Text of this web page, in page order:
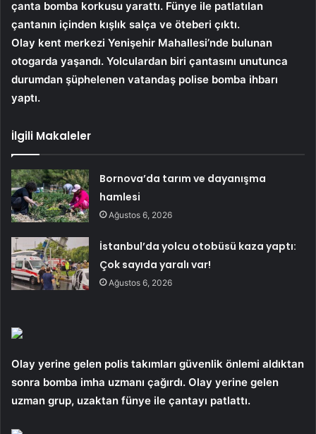
çanta bomba korkusu yarattı. Fünye ile patlatılan
çantanın içinden kışlık salça ve öteberi çıktı.
Olay kent merkezi Yenişehir Mahallesi’nde bulunan
otogarda yaşandı. Yolculardan biri çantasını unutunca
durumdan şüphelenen vatandaş polise bomba ihbarı
yaptı.
İlgili Makaleler
Bornova’da tarım ve dayanışma
hamlesi
Ağustos 6, 2026
İstanbul’da yolcu otobüsü kaza yaptı:
Çok sayıda yaralı var!
Ağustos 6, 2026
Olay yerine gelen polis takımları güvenlik önlemi aldıktan
sonra bomba imha uzmanı çağırdı. Olay yerine gelen
uzman grup, uzaktan fünye ile çantayı patlattı.